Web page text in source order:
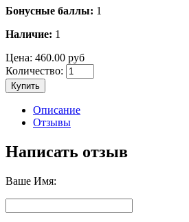
Бонусные баллы: 1
Наличие: 1
Цена: 460.00 руб
Количество:
Купить
Описание
Отзывы
Написать отзыв
Ваше Имя: